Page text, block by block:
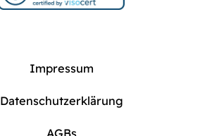
Impressum
Datenschutzerklärung
AGBs